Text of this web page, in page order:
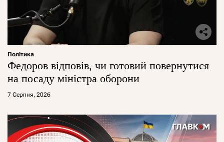
Політика
Федоров відповів, чи готовий повернутися
на посаду міністра оборони
7 Серпня, 2026